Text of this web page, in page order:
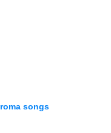
roma songs